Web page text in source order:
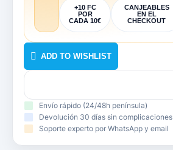
+10 FC
POR
CADA 10€
CANJEABLES
EN EL
CHECKOUT
ADD TO WISHLIST
Envío rápido (24/48h península)
Devolución 30 días sin complicaciones
Soporte experto por WhatsApp y email